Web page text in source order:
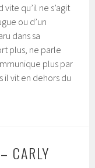
qu’il ne s’agit
ou d’un
dans sa
plus, ne parle
plus par
il vit en dehors du
CARLY